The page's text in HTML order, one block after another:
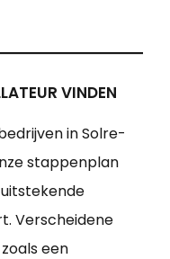
VINDEN
in Solre-
stappenplan
Verscheidene
een